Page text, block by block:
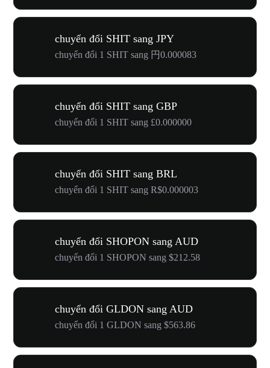
chuyển đổi SHIT sang JPY
chuyển đổi 1 SHIT sang 円0.000083
chuyển đổi SHIT sang GBP
chuyển đổi 1 SHIT sang £0.000000
chuyển đổi SHIT sang BRL
chuyển đổi 1 SHIT sang R$0.000003
chuyển đổi SHOPON sang AUD
chuyển đổi 1 SHOPON sang $212.58
chuyển đổi GLDON sang AUD
chuyển đổi 1 GLDON sang $563.86